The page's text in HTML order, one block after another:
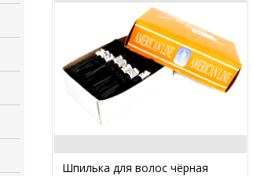
Шпилька для волос чёрная